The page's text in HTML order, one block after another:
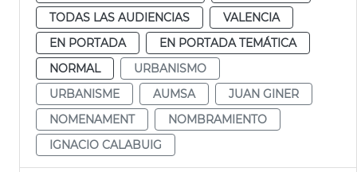
TODAS LAS AUDIENCIAS
VALENCIA
EN PORTADA
EN PORTADA TEMÁTICA
NORMAL
URBANISMO
URBANISME
AUMSA
JUAN GINER
NOMENAMENT
NOMBRAMIENTO
IGNACIO CALABUIG